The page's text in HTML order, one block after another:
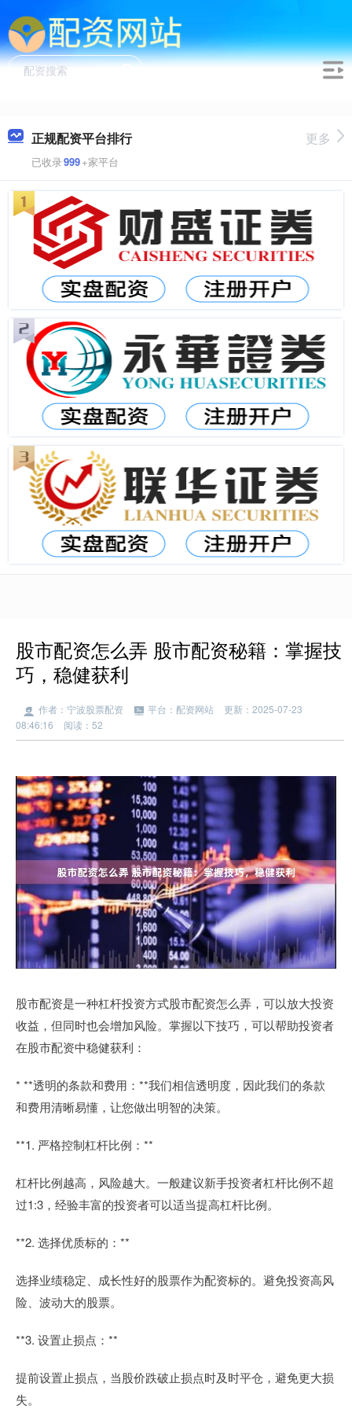
正规配资平台排行
已收录999+家平台
更多
股市配资怎么弄 股市配资秘籍：掌握技
巧，稳健获利
作者：宁波股票配资 平台：配资网站
更新：2025-07-23
08:46:16
阅读：52
股市配资是一种杠杆投资方式股市配资怎么弄，可以放大投资
收益，但同时也会增加风险。掌握以下技巧，可以帮助投资者
在股市配资中稳健获利：
* **透明的条款和费用：**我们相信透明度，因此我们的条款
和费用清晰易懂，让您做出明智的决策。
**1. 严格控制杠杆比例：**
杠杆比例越高，风险越大。一般建议新手投资者杠杆比例不超
过1:3，经验丰富的投资者可以适当提高杠杆比例。
**2. 选择优质标的：**
选择业绩稳定、成长性好的股票作为配资标的。避免投资高风
险、波动大的股票。
**3. 设置止损点：**
提前设置止损点，当股价跌破止损点时及时平仓，避免更大损
失。